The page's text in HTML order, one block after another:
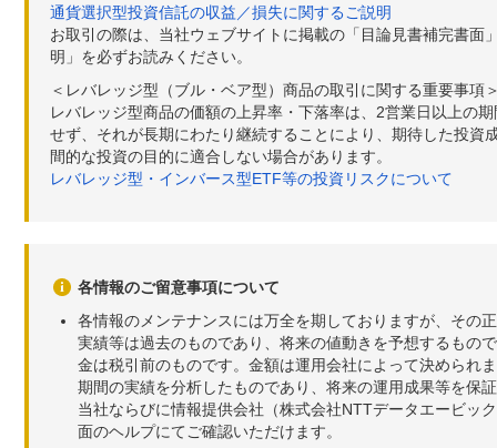
通貨選択型投資信託の収益／損失に関するご説明
お取引の際は、当社ウェブサイトに掲載の「目論見書補完書
明」を必ずお読みください。
＜レバレッジ型（ブル・ベア型）商品の取引に関する重要事項
レバレッジ型商品の価額の上昇率・下落率は、2営業日以上の
せず、それが長期にわたり継続することにより、期待した投
間的な投資の目的に適合しない場合があります。
レバレッジ型・インバース型ETF等の投資リスクについて
各情報のご留意事項について
各情報のメンテナンスには万全を期しておりますが、その
実績等は過去のものであり、将来の値動きを予想するもの
金は税引前のものです。金額は運用会社によって決められ
期間の実績を分析したものであり、将来の運用成果等を保
当社ならびに情報提供会社（株式会社NTTデータエービッ
面のヘルプにてご確認いただけます。